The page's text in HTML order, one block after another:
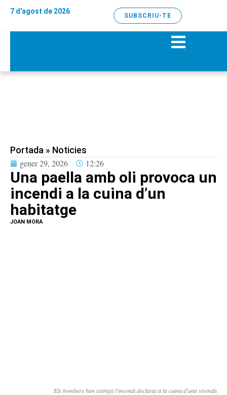
7 d'agost de 2026
SUBSCRIU-TE
Portada » Noticies
gener 29, 2026
12:26
Una paella amb oli provoca un
incendi a la cuina d’un
habitatge
JOAN MORA
Els bombers han extingit l'incendi declarat a la cuina d'una vivenda